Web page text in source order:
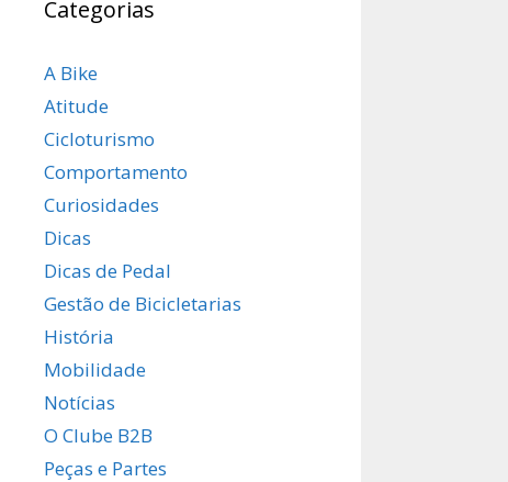
Categorias
A Bike
Atitude
Cicloturismo
Comportamento
Curiosidades
Dicas
Dicas de Pedal
Gestão de Bicicletarias
História
Mobilidade
Notícias
O Clube B2B
Peças e Partes